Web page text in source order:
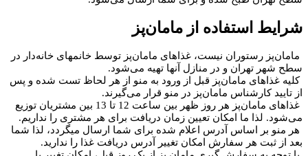
استفاده از مامان‌پز
رستوران نیست، غذاهای مامان‌پز توسط خانمهای خانه‌دار در
و در منازل آنها تهیه می‌شود.
مامان‌پز قبل از ورود به منو از هر لحاظ تست شده و پس
کارشناس مامان‌پز در منو قرار می‌گیرند.
غذاهای مامان‌پز هر روز ظهر بین ساعت 12 تا 13 بین مشتریان توزیع
ما امکان تعیین زمان دریافت برای هر مشتری را نداریم.
اساس آدرس اعلام شده برای شما ارسال میگردد، لذا شما
هر سفارش امکان تغییر آدرس دریافت غذا را ندارید.